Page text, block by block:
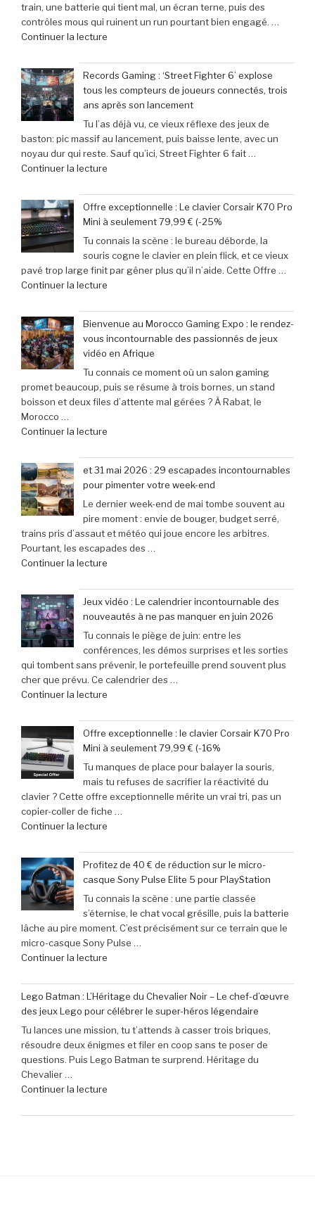
ses
cibles
sur
les
films
parodiés
de
Get
Out
train, une batterie qui tient mal, un écran terne, puis des
contrôles mous qui ruinent un run pourtant bien engagé. …
Continuer la lecture
aventuriers
du
jeu
mobile
adoptent
la
Retroid
:
succès
phénoménal
grâce
à
une
Records Gaming : ‘Street Fighter 6’ explose
tous les compteurs de joueurs connectés, trois
ans après son lancement
Tu l’as déjà vu, ce vieux réflexe des jeux de
baston: pic massif au lancement, puis baisse lente, avec un
noyau dur qui reste. Sauf qu’ici, Street Fighter 6 fait …
Continuer la lecture
Gaming
:
‘Street
Fighter
6’
explose
compteurs
de
joueurs
connectés,
trois
ans
après
Offre exceptionnelle : Le clavier Corsair K70 Pro
Mini à seulement 79,99 € (-25%
Tu connais la scène : le bureau déborde, la
souris cogne le clavier en plein flick, et ce vieux
pavé trop large finit par gêner plus qu’il n’aide. Cette Offre …
Continuer la lecture
exceptionnelle
:
Le
clavier
Corsair
K70
Pro
79,99
€
(-25% »
Bienvenue au Morocco Gaming Expo : le rendez-
vous incontournable des passionnés de jeux
vidéo en Afrique
Tu connais ce moment où un salon gaming
promet beaucoup, puis se résume à trois bornes, un stand
boisson et deux files d’attente mal gérées ? À Rabat, le
Morocco …
Continuer la lecture
au
Morocco
Gaming
Expo
:
le
rendez-
des
passionnés
de
jeux
vidéo
en
Afrique »
et 31 mai 2026 : 29 escapades incontournables
pour pimenter votre week-end
Le dernier week-end de mai tombe souvent au
pire moment : envie de bouger, budget serré,
trains pris d’assaut et météo qui joue encore les arbitres.
Pourtant, les escapades des …
Continuer la lecture
31
mai
2026
:
29
escapades
incontournables
votre
week-
end »
Jeux vidéo : Le calendrier incontournable des
nouveautés à ne pas manquer en juin 2026
Tu connais le piège de juin: entre les
conférences, les démos surprises et les sorties
qui tombent sans prévenir, le portefeuille prend souvent plus
cher que prévu. Ce calendrier des …
Continuer la lecture
vidéo
:
Le
calendrier
incontournable
des
nouveautés
pas
manquer
en
juin
2026 »
Offre exceptionnelle : le clavier Corsair K70 Pro
Mini à seulement 79,99 € (-16%
Tu manques de place pour balayer la souris,
mais tu refuses de sacrifier la réactivité du
clavier ? Cette offre exceptionnelle mérite un vrai tri, pas un
copier-coller de fiche …
Continuer la lecture
exceptionnelle
:
le
clavier
Corsair
K70
Pro
seulement
79,99
€
(-16% »
Profitez de 40 € de réduction sur le micro-
casque Sony Pulse Elite 5 pour PlayStation
Tu connais la scène : une partie classée
s’éternise, le chat vocal grésille, puis la batterie
lâche au pire moment. C’est précisément sur ce terrain que le
micro-casque Sony Pulse …
Continuer la lecture
de
40
€
de
réduction
sur
Sony
Lego Batman : L’Héritage du Chevalier Noir – Le chef-d’œuvre
des jeux Lego pour célébrer le super-héros légendaire
Tu lances une mission, tu t’attends à casser trois briques,
résoudre deux énigmes et filer en coop sans te poser de
questions. Puis Lego Batman te surprend. Héritage du
Chevalier …
Continuer la lecture
Batman